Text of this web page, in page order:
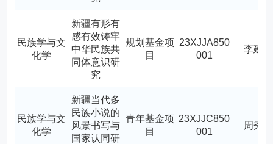
民族学与文
化学
新疆有形有
感有效铸牢
中华民族共
同体意识研
究
规划基金项
目
23XJJA850
001
李建军
民族学与文
化学
新疆当代多
民族小说的
风景书写与
国家认同研
青年基金项
目
23XJJC850
001
周秀英